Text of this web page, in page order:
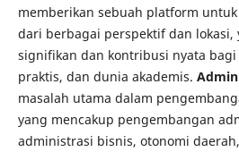
memberikan sebuah platform
dari berbagai perspektif dan lokasi,
signifikan dan kontribusi nyata bagi
praktis, dan dunia akademis.
masalah utama dalam
yang mencakup pengembangan
administrasi bisnis, otonomi